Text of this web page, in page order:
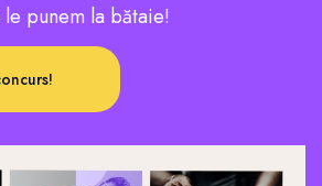
punem la bătaie!